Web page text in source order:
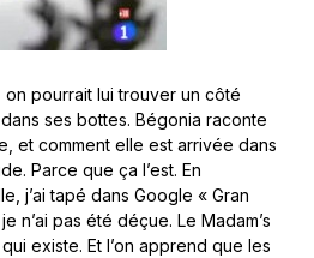
on pourrait lui trouver un côté
ses bottes. Bégonia raconte
et comment elle est arrivée dans
Parce que ça l’est. En
j’ai tapé dans Google « Gran
n’ai pas été déçue. Le Madam’s
existe. Et l’on apprend que les